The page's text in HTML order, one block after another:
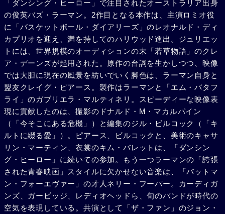
リエットを死んだように見せかけ、葬儀の後でロミオと駆け
落ちさせようというのだ。しかし、計画を知らせる手紙を読
む前に、ロミオはジュリエットの訃報を耳にしてしまう。遺
体の傍らで悲しみに暮れるロミオが自らも毒をあおった瞬
間、ジュリエットが仮死から目覚める。驚きと喜び、そして
後悔が駆け巡る。安らかなロミオの死を看取って、ジュリエ
ットも静かにピストルを手に取る……。ヴェローナの街に、
いつもと違う苦い朝が訪れた。
「ダンシング・ヒーロー」で注目されたオーストラリア出身
の俊英バズ・ラーマン。2作目となる本作は、主演ロミオ役
に「バスケットボール・ダイアリーズ」のレオナルド・ディ
カプリオを迎え、満を持してのハリウッド進出。ジュリエッ
トには、世界規模のオーディションの末「若草物語」のクレ
ア・デーンズが起用された。原作の台詞を生かしつつ、映像
では大胆に現在の風景を紡いでいく脚色は、ラーマン自身と
盟友クレイグ・ピアース。製作はラーマンと「エム・バタフ
ライ」のガブリエラ・マルティネリ。スピーディーな映像表
現に貢献したのは、撮影のドナルド・M・マカルパイン
（「今そこにある危機」）と編集のジル・ビルコック（「キ
ルトに綴る愛」）。ピアース、ビルコックと、美術のキャサ
リン・マーティン、衣裳のキム・バレットは、「ダンシン
グ・ヒーロー」に続いての参加。もう一つラーマンの「誇張
された青春映画」スタイルに欠かせない音楽は、「バットマ
ン・フォーエヴァー」の才人ネリー・フーパー。カーディガ
ンズ、ガービッジ、レディオヘッドら、旬のバンドが時代の
空気を表現している。共演として「ザ・ファン」のジョン・